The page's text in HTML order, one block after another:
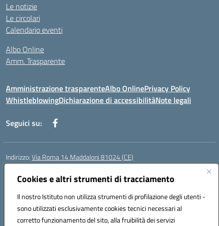
Cookies e altri strumenti di tracciamento
Il nostro Istituto non utilizza strumenti di profilazione degli utenti -
sono utilizzati esclusivamente cookies tecnici necessari al
corretto funzionamento del sito, alla fruibilità dei servizi
Le notizie
Le circolari
Calendario eventi
Albo Online
Amm. Trasparente
Amministrazione trasparenteAlbo OnlinePrivacy Policy
WhistleblowingDichiarazione di accessibilitàNote legali
Seguici su:
Indirizzo:Via Roma 14 Maddaloni 81024 (CE)
Centralino:
Posta elettronica certificata (PEC):ceic8an00r@pec.istruzione.it
Codice fiscale: 80006190617
Codice meccanografico:CEIC8AN00R
Codice Indice delle Pubbliche Amministrazioni (IPA): icmvce